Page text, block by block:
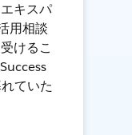
キスパ
用相談
けるこ
ていた